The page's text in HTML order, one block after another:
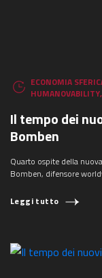
ECONOMIA
HUMANOVABILITY,
Il tempo dei
Bomben
Quarto ospite della
Bomben, difensore
Leggi tutto